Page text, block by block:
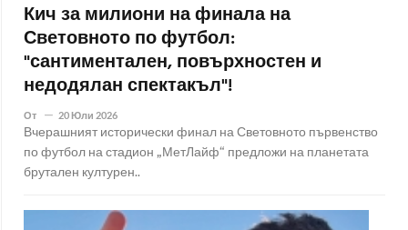
Кич за милиони на финала на
Световното по футбол:
"сантиментален, повърхностен и
недодялан спектакъл"!
От 20 Юли 2026
Вчерашният исторически финал на Световното първенство
по футбол на стадион „МетЛайф“ предложи на планетата
брутален културен..